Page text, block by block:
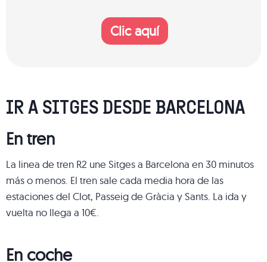
Clic aquí
IR A SITGES DESDE BARCELONA
En tren
La linea de tren R2 une Sitges a Barcelona en 30 minutos
más o menos. El tren sale cada media hora de las
estaciones del Clot, Passeig de Gràcia y Sants. La ida y
vuelta no llega a 10€.
En coche